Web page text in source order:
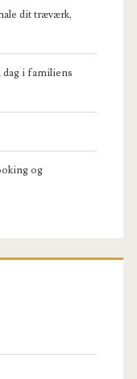
dit træværk,
dag i familiens
og